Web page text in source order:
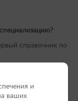
справочник по
А.А.?
и
ваших